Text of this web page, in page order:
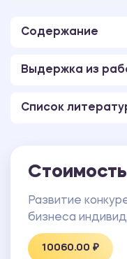
В работе имеется
В работе также
приложение:
Содержание
Выдержка из
Список
Развитие
бизнеса
10060.00 ₽